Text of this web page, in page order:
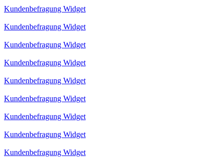
Kundenbefragung Widget
Kundenbefragung Widget
Kundenbefragung Widget
Kundenbefragung Widget
Kundenbefragung Widget
Kundenbefragung Widget
Kundenbefragung Widget
Kundenbefragung Widget
Kundenbefragung Widget